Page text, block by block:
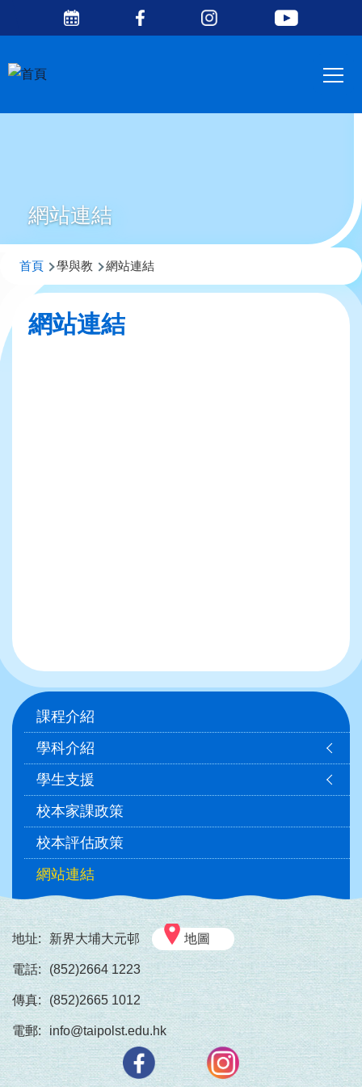
移至主內容
Media
網站連結
導
連
首頁 學與教 網站連結
網站連結
Main
navigation
課程介紹
學科介紹
學生支援
校本家課政策
校本評估政策
網站連結
地址: 新界大埔大元邨 地圖
電話: (852)2664 1223
傳真: (852)2665 1012
電郵: info@taipolst.edu.hk